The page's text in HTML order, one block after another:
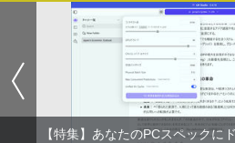
【特集】あなたのPCスペックに